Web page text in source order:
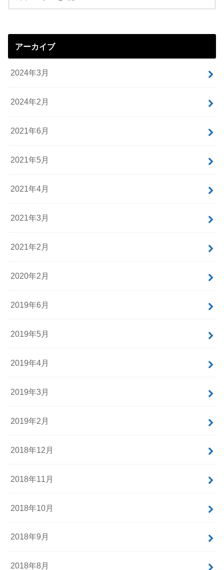
アーカイブ
2024年3月
2024年2月
2021年6月
2021年5月
2021年4月
2021年3月
2021年2月
2020年2月
2019年6月
2019年5月
2019年4月
2019年3月
2019年2月
2018年12月
2018年11月
2018年10月
2018年9月
2018年8月